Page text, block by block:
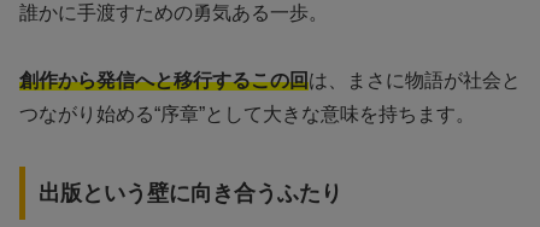
誰かに手渡すための勇気ある一歩。
創作から発信へと移行するこの回は、まさに物語が社会と
つながり始める“序章”として大きな意味を持ちます。
出版という壁に向き合うふたり